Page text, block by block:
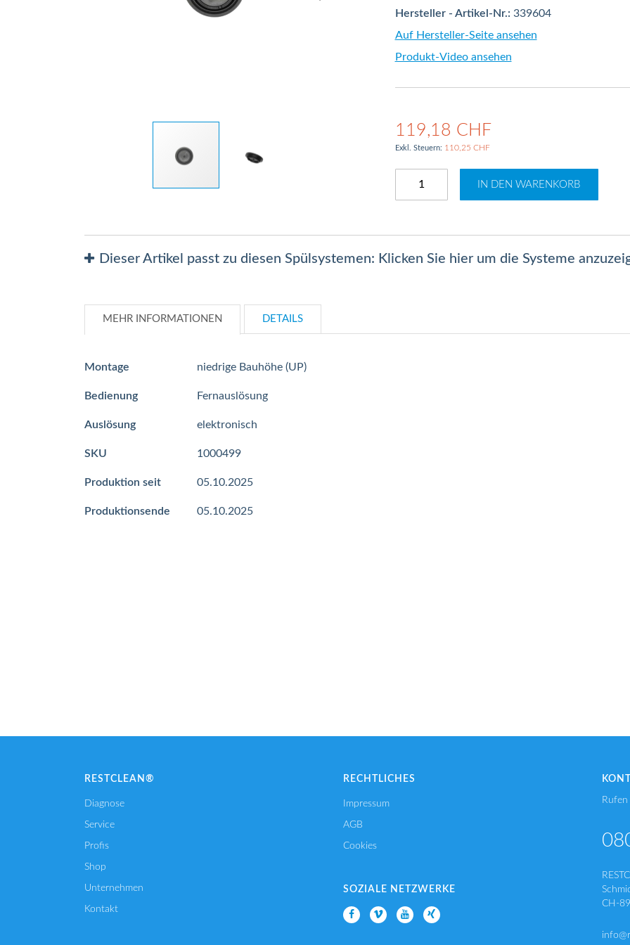
Hersteller - Artikel-Nr.: 339604
Auf Hersteller-Seite ansehen
Produkt-Video ansehen
119,18 CHF
110,25 CHF
IN DEN WARENKORB
der
Bildergalerie
Dieser Artikel passt zu diesen Spülsystemen: Klicken Sie hier um die Systeme
MEHR INFORMATIONEN
Mehr
Montage niedrige Bauhöhe (UP)
Bedienung Fernauslösung
Auslösung elektronisch
SKU 1000499
Produktion seit 05.10.2025
Produktionsende 05.10.2025
DETAILS
RESTCLEAN®
Diagnose
Service
Profis
Shop
Unternehmen
Kontakt
RECHTLICHES
Impressum
AGB
Cookies
SOZIALE NETZWERKE
CH-